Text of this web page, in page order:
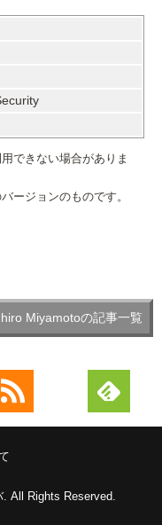
できない場合がありま
ージョンのものです。
Miyamotoの記事一覧
. All Rights Reserved.